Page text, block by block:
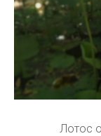
Лотос